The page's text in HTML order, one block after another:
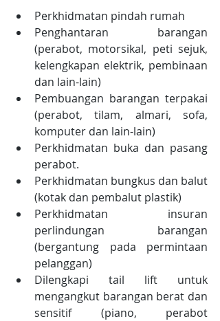
Perkhidmatan pindah rumah
Penghantaran barangan
(perabot, motorsikal, peti sejuk,
kelengkapan elektrik, pembinaan
dan lain-lain)
Pembuangan barangan terpakai
(perabot, tilam, almari, sofa,
komputer dan lain-lain)
Perkhidmatan buka dan pasang
perabot.
Perkhidmatan bungkus dan balut
(kotak dan pembalut plastik)
Perkhidmatan insuran
perlindungan barangan
(bergantung pada permintaan
pelanggan)
Dilengkapi tail lift untuk
mengangkut barangan berat dan
sensitif (piano, perabot